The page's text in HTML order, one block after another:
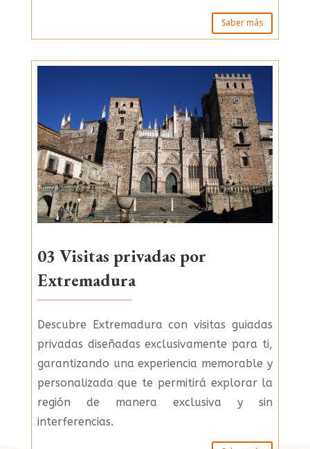
Saber más
03 Visitas privadas por
Extremadura
Descubre Extremadura con visitas guiadas
privadas diseñadas exclusivamente para ti,
garantizando una experiencia memorable y
personalizada que te permitirá explorar la
región de manera exclusiva y sin
interferencias.